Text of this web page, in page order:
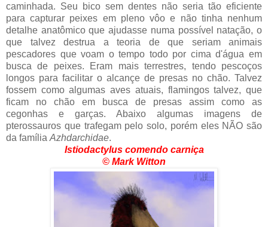
caminhada. Seu bico sem dentes não seria tão eficiente
para capturar peixes em pleno vôo e não tinha nenhum
detalhe anatômico que ajudasse numa possível natação, o
que talvez destrua a teoria de que seriam animais
pescadores que voam o tempo todo por cima d'água em
busca de peixes. Eram mais terrestres, tendo pescoços
longos para facilitar o alcançe de presas no chão. Talvez
fossem como algumas aves atuais, flamingos talvez, que
ficam no chão em busca de presas assim como as
cegonhas e garças. Abaixo algumas imagens de
pterossauros que trafegam pelo solo, porém eles NÃO são
da família Azhdarchidae.
Istiodactylus comendo carniça
© Mark Witton